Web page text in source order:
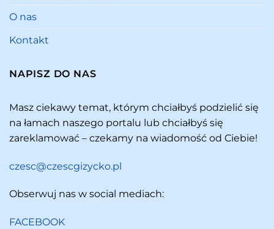
O nas
Kontakt
NAPISZ DO NAS
Masz ciekawy temat, którym chciałbyś podzielić się
na łamach naszego portalu lub chciałbyś się
zareklamować – czekamy na wiadomość od Ciebie!
czesc@czescgizycko.pl
Obserwuj nas w social mediach:
FACEBOOK